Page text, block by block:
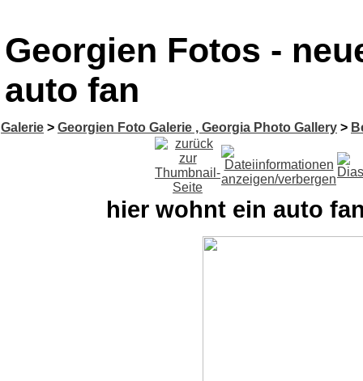
Georgien Fotos -
auto fan
Galerie > Georgien Foto Galerie , Georgia Photo Gallery >
hier wohnt ein auto